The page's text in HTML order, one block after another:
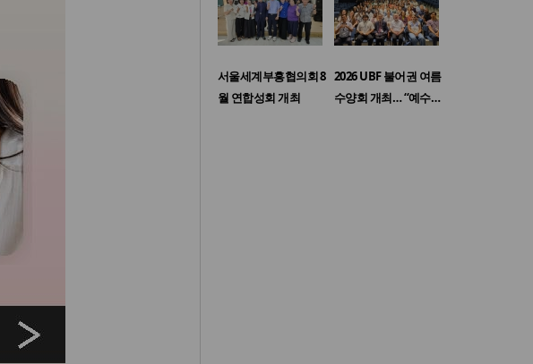
서울세계부흥협의회 8
월 연합성회 개최
2026 UBF 불어권 여름
수양회 개최… “예수…